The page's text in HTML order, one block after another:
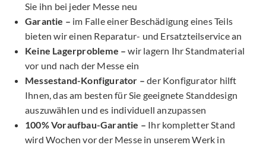
Sie ihn bei jeder Messe neu
Garantie – im Falle einer Beschädigung eines Teils
bieten wir einen Reparatur- und Ersatzteilservice an
Keine Lagerprobleme – wir lagern Ihr Standmaterial
vor und nach der Messe ein
Messestand-Konfigurator – der Konfigurator hilft
Ihnen, das am besten für Sie geeignete Standdesign
auszuwählen und es individuell anzupassen
100% Voraufbau-Garantie – Ihr kompletter Stand
wird Wochen vor der Messe in unserem Werk in